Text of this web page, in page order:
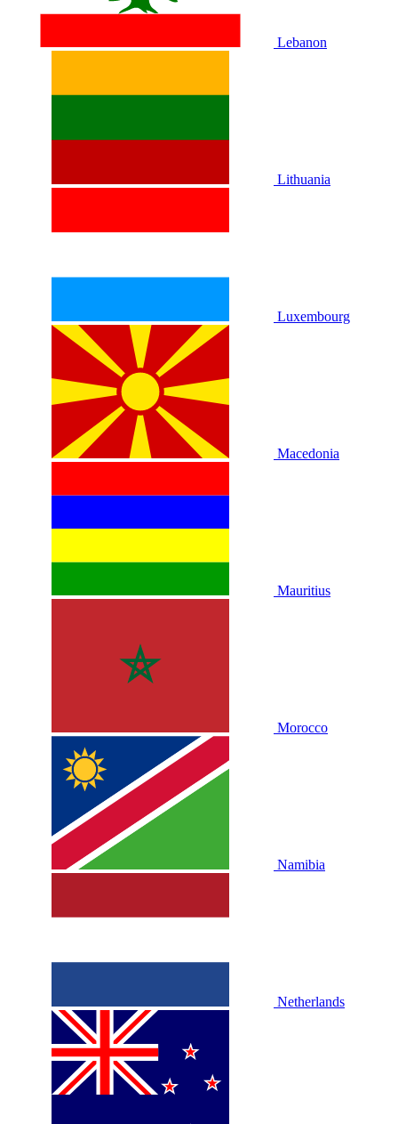
Lebanon
Lithuania
Luxembourg
Macedonia
Mauritius
Morocco
Namibia
Netherlands